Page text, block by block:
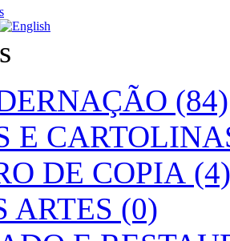
(84)
E
DE COPIA (4)
ARTES (0)